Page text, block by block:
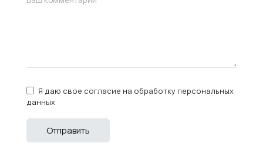
Я даю свое согласие на обработку персональных
данных